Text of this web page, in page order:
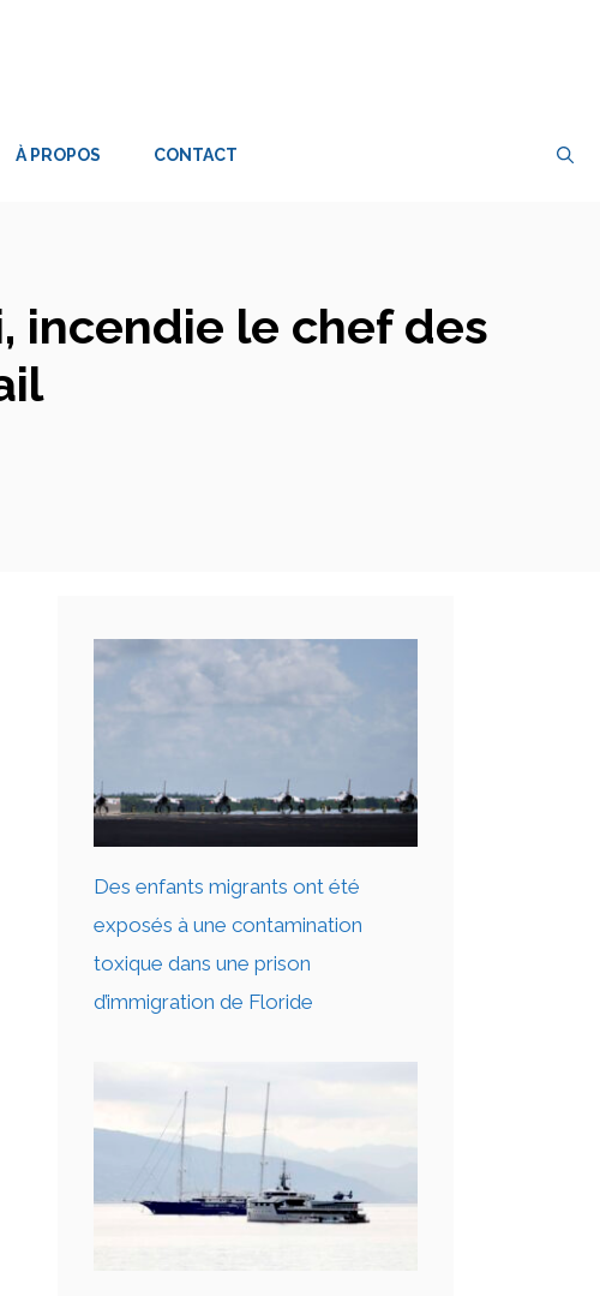
À PROPOS CONTACT
incendie le chef des
Des enfants migrants ont été
exposés à une contamination
toxique dans une prison
d’immigration de Floride